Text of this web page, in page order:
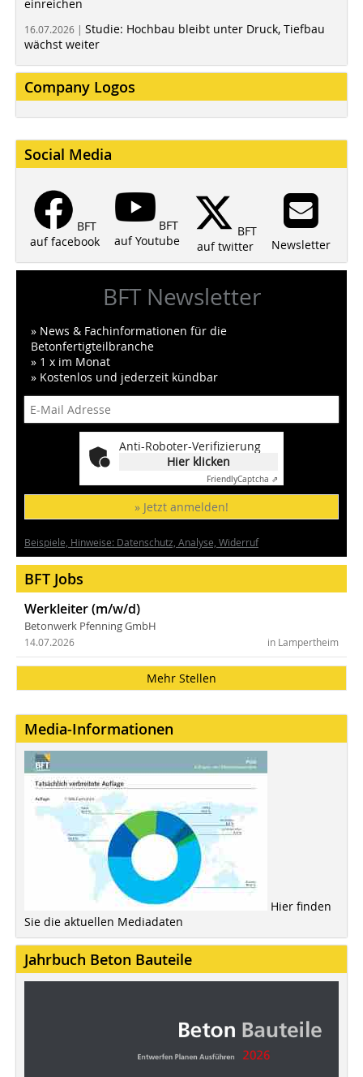
einreichen
16.07.2026 | Studie: Hochbau bleibt unter Druck, Tiefbau
wächst weiter
Company Logos
Social Media
BFT
auf facebook
BFT
auf Youtube
BFT
auf twitter
Newsletter
BFT Newsletter
» News & Fachinformationen für die
Betonfertigteilbranche
» 1 x im Monat
» Kostenlos und jederzeit kündbar
Anti-Roboter-Verifizierung
Hier klicken
FriendlyCaptcha ⇗
» Jetzt anmelden!
Beispiele, Hinweise: Datenschutz, Analyse, Widerruf
BFT Jobs
Werkleiter (m/w/d)
Betonwerk Pfenning GmbH
in Lampertheim
14.07.2026
Mehr Stellen
Media-Informationen
Hier finden
Sie die aktuellen Mediadaten
Jahrbuch Beton Bauteile